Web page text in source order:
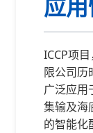
应
ICCP项
限公司历
广泛应用
集输及海
的智能化